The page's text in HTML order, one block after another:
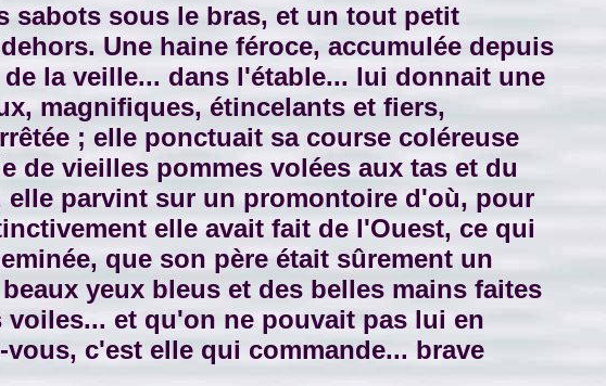
sabots sous le bras, et un tout petit
Une haine féroce, accumulée depuis
la veille... dans l'étable... lui donnait une
magnifiques, étincelants et fiers,
; elle ponctuait sa course coléreuse
vieilles pommes volées aux tas et du
parvint sur un promontoire d'où, pour
elle avait fait de l'Ouest, ce qui
que son père était sûrement un
yeux bleus et des belles mains faites
et qu'on ne pouvait pas lui en
c'est elle qui commande... brave